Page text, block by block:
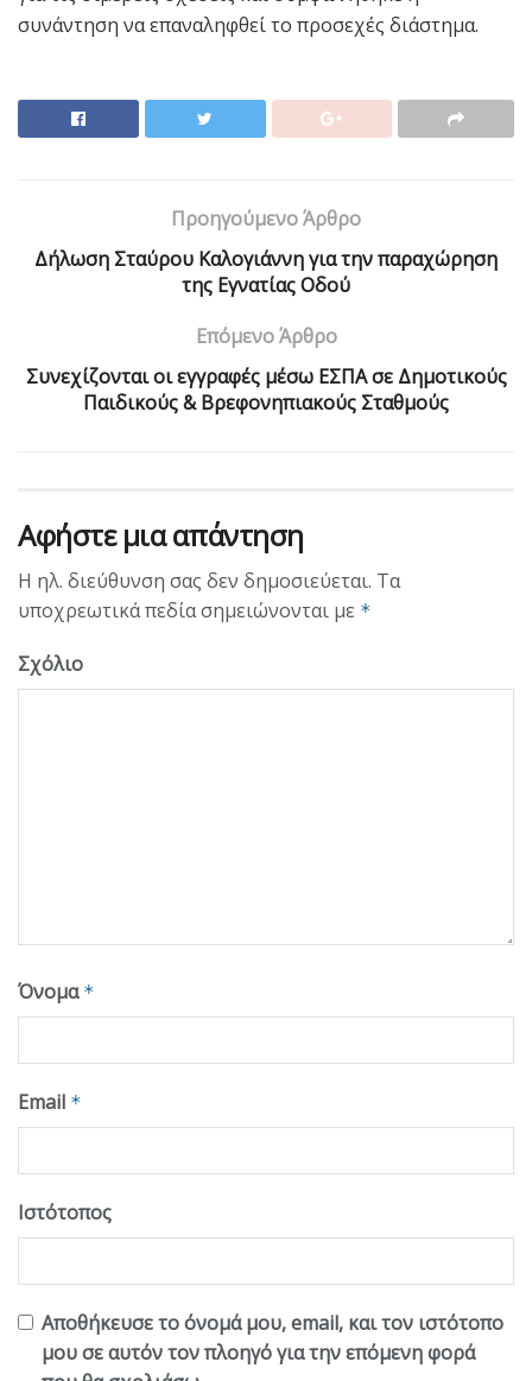
συνάντηση να επαναληφθεί το προσεχές διάστημα.
Προηγούμενο Άρθρο
Δήλωση Σταύρου Καλογιάννη για την παραχώρηση
της Εγνατίας Οδού
Επόμενο Άρθρο
Συνεχίζονται οι εγγραφές μέσω ΕΣΠΑ σε Δημοτικούς
Παιδικούς & Βρεφονηπιακούς Σταθμούς
Αφήστε μια απάντηση
Η ηλ. διεύθυνση σας δεν δημοσιεύεται. Τα
υποχρεωτικά πεδία σημειώνονται με *
Σχόλιο
Όνομα *
Email *
Ιστότοπος
Αποθήκευσε το όνομά μου, email, και τον ιστότοπο
μου σε αυτόν τον πλοηγό για την επόμενη φορά